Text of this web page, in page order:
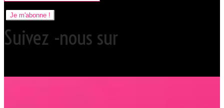
Je m'abonne !
Suivez -nous sur